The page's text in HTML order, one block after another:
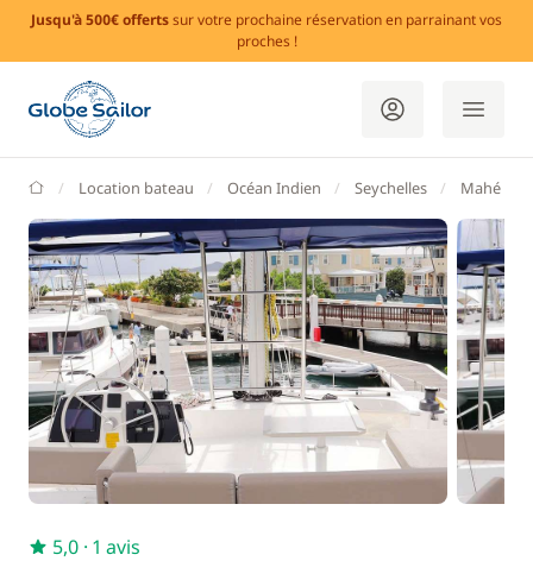
Jusqu'à 500€ offertssur votre prochaine réservation en parrainant vos
proches !
GlobeSailor
Location bateau Océan Indien Seychelles Mahé
5,0 · 1 avis